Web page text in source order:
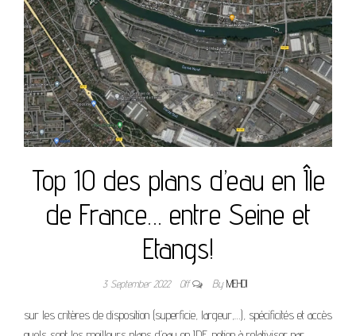
Top 10 des plans d’eau en Île
de France… entre Seine et
Etangs!
3 September 2022 Off By MEHDI
sur les critères de disposition (superficie, largeur,…), spécificités et accès